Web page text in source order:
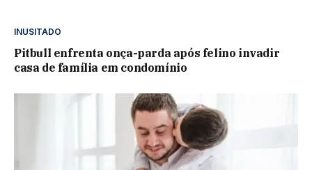
INUSITADO
Pitbull enfrenta onça-parda após felino invadir
casa de família em condomínio